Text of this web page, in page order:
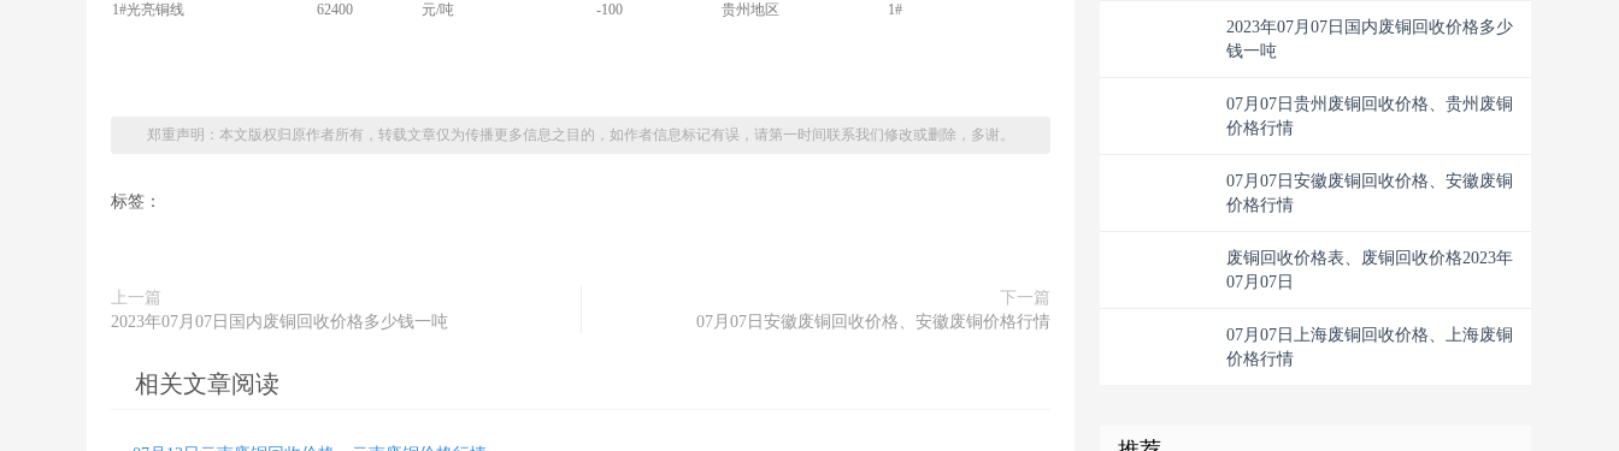
1#光亮铜线
62400 元/吨 -100 贵州地区 1#
郑重声明：本文版权归原作者所有，转载文章仅为传播更多信息之目的，如作者信息标记有误，请第一时间联系我们修改或删除，多谢。
标签：
上一篇
2023年07月07日国内废铜回收价格多少钱一吨
下一篇
07月07日安徽废铜回收价格、安徽废铜价格行情
相关文章阅读
2023年07月07日国内废铜回收价格多少
钱一吨
07月07日贵州废铜回收价格、贵州废铜
价格行情
07月07日安徽废铜回收价格、安徽废铜
价格行情
废铜回收价格表、废铜回收价格2023年
07月07日
07月07日上海废铜回收价格、上海废铜
价格行情